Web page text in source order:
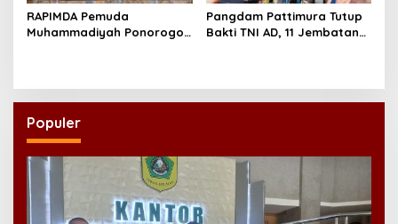
RAPIMDA Pemuda
Muhammadiyah Ponorogo
Pangdam Pattimura Tutup
Bakti TNI AD, 11 Jembatan
Populer